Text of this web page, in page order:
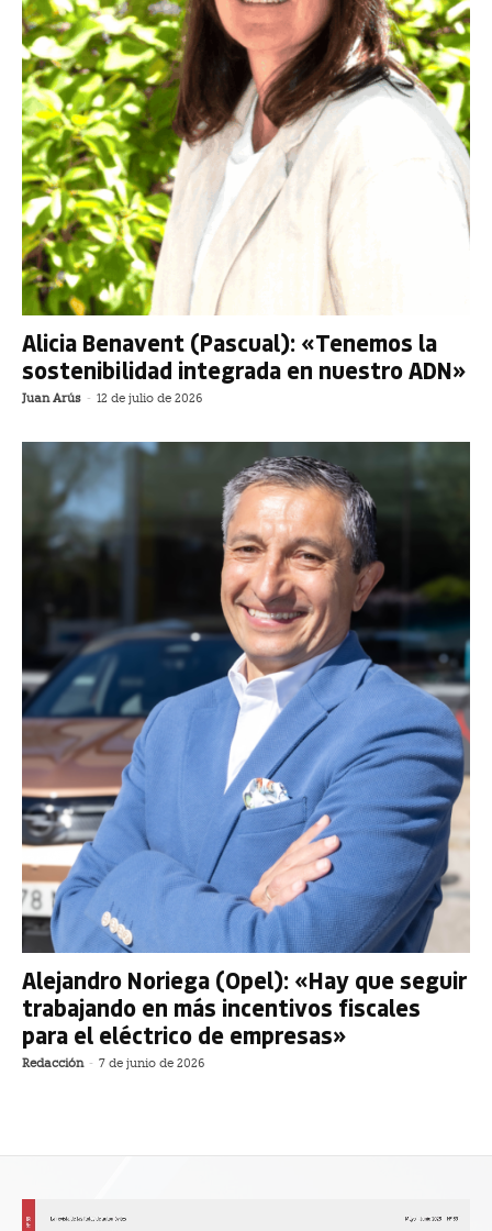
Alicia Benavent (Pascual): «Tenemos la
sostenibilidad integrada en nuestro ADN»
Juan Arús - 12 de julio de 2026
Alejandro Noriega (Opel): «Hay que seguir
trabajando en más incentivos fiscales
para el eléctrico de empresas»
Redacción - 7 de junio de 2026